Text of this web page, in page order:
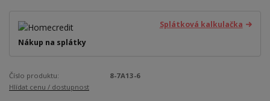
Splátková kalkulačka
Nákup na splátky
Číslo produktu:
8-7A13-6
Hlídat cenu / dostupnost